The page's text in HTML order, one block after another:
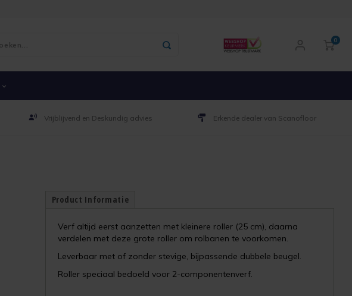
0
Vrijblijvend en Deskundig advies Erkende dealer van Scanofloor
Product Informatie
Verf altijd eerst aanzetten met kleinere roller (25 cm), daarna
verdelen met deze grote roller om rolbanen te voorkomen.
Leverbaar met of zonder stevige, bijpassende dubbele beugel.
Roller speciaal bedoeld voor 2-componentenverf.